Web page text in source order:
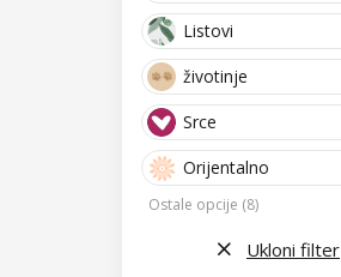
Listovi
životinje
Srce
Orijentalno
Ostale opcije (8)
Ukloni filter